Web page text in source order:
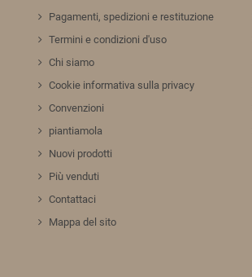
Pagamenti, spedizioni e restituzione
Termini e condizioni d'uso
Chi siamo
Cookie informativa sulla privacy
Convenzioni
piantiamola
Nuovi prodotti
Più venduti
Contattaci
Mappa del sito